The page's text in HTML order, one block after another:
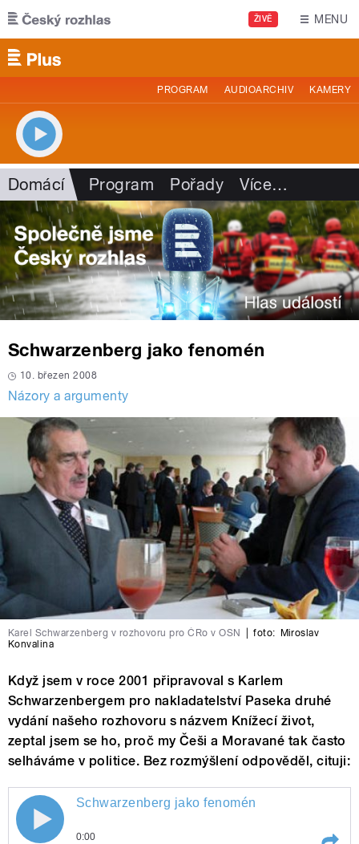
Přejít k hlavnímu obsahu
ŽIVĚ MENU
PROGRAM AUDIOARCHIV KAMERY
Domácí Program Pořady Více…
Schwarzenberg jako fenomén
10. březen 2008
Názory a argumenty
Karel Schwarzenberg v rozhovoru pro ČRo v OSN foto: Miroslav
Konvalina
Když jsem v roce 2001 připravoval s Karlem
Schwarzenbergem pro nakladatelství Paseka druhé
vydání našeho rozhovoru s názvem Knížecí život,
zeptal jsem se ho, proč my Češi a Moravané tak často
selháváme v politice. Bez rozmýšlení odpověděl, cituji:
Schwarzenberg jako fenomén
0:00